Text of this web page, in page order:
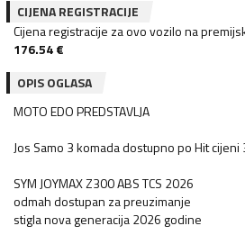
CIJENA REGISTRACIJE
Cijena registracije za ovo vozilo na
176.54€
OPIS OGLASA
MOTO EDO PREDSTAVLJA
Jos Samo 3 komada dostupno po Hit cijeni
SYM JOYMAX Z300 ABS TCS 2026
odmah dostupan za preuzimanje
stigla nova generacija 2026 godine